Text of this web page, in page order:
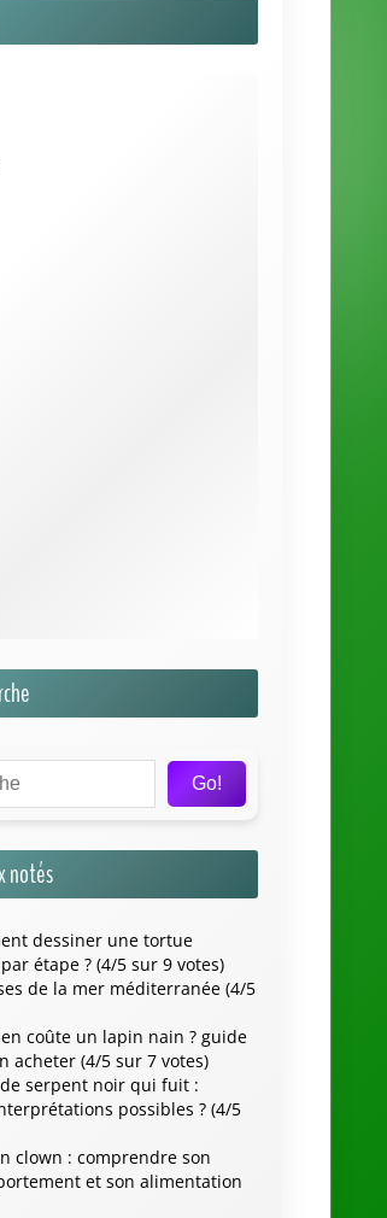
Go!
notés
dessiner une tortue
étape ? (4/5 sur 9 votes)
de la mer méditerranée (4/5
coûte un lapin nain ? guide
acheter (4/5 sur 7 votes)
de serpent noir qui fuit :
possibles ? (4/5
clown : comprendre son
et son alimentation